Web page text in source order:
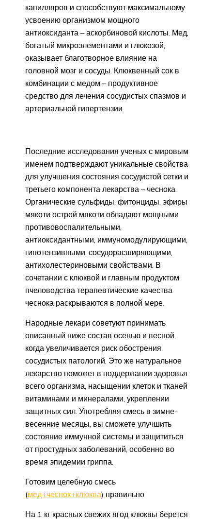
капилляров и способствуют максимальному
усвоению организмом мощного
антиоксиданта – аскорбиновой кислоты. Мед,
богатый микроэлементами и глюкозой,
оказывает благотворное влияние на
головной мозг и сосуды. Клюквенный сок в
комбинации с медом – продуктивное
средство для лечения сосудистых спазмов и
артериальной гипертензии.
Последние исследования ученых с мировым
именем подтверждают уникальные свойства
для улучшения состояния сосудистой сетки и
третьего компонента лекарства – чеснока.
Органические сульфиды, фитонциды, эфиры
мякоти острой мякоти обладают мощными
противовоспалительными,
антиоксидантными, иммуномодулирующими,
гипотензивными, сосудорасширяющими,
антихолестериновыми свойствами. В
сочетании с клюквой и главным продуктом
пчеловодства терапевтические качества
чеснока раскрываются в полной мере.
Народные лекари советуют принимать
описанный ниже состав осенью и весной,
когда увеличивается риск обострения
сосудистых патологий. Это же натуральное
лекарство поможет в поддержании здоровья
всего организма, насыщении клеток и тканей
витаминами и минералами, укреплении
защитных сил. Употребляя смесь в зимне-
весенние месяцы, вы сможете улучшить
состояние иммунной системы и защититься
от простудных заболеваний, особенно во
время эпидемии гриппа.
Готовим целебную смесь
(мед+чеснок+клюква) правильно
На 1 кг красных свежих ягод клюквы берется